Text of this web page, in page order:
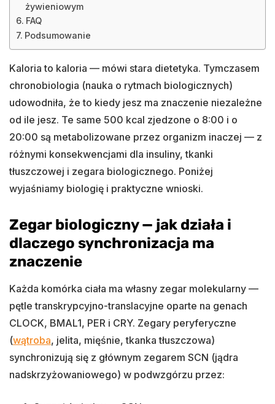
żywieniowym
FAQ
Podsumowanie
Kaloria to kaloria — mówi stara dietetyka. Tymczasem
chronobiologia (nauka o rytmach biologicznych)
udowodniła, że to kiedy jesz ma znaczenie niezależne
od ile jesz. Te same 500 kcal zjedzone o 8:00 i o
20:00 są metabolizowane przez organizm inaczej — z
różnymi konsekwencjami dla insuliny, tkanki
tłuszczowej i zegara biologicznego. Poniżej
wyjaśniamy biologię i praktyczne wnioski.
Zegar biologiczny — jak działa i
dlaczego synchronizacja ma
znaczenie
Każda komórka ciała ma własny zegar molekularny —
pętle transkrypcyjno-translacyjne oparte na genach
CLOCK, BMAL1, PER i CRY. Zegary peryferyczne
(wątroba, jelita, mięśnie, tkanka tłuszczowa)
synchronizują się z głównym zegarem SCN (jądra
nadskrzyżowaniowego) w podwzgórzu przez: